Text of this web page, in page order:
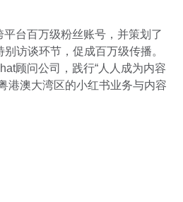
台百万级粉丝账号，并策划了
访谈环节，促成百万级传播。
顾问公司，践行“人人成为内容
港澳大湾区的小红书业务与内容